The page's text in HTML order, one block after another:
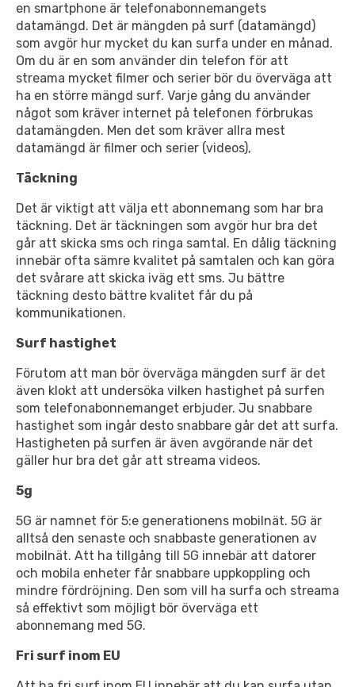
en smartphone är telefonabonnemangets
datamängd. Det är mängden på surf (datamängd)
som avgör hur mycket du kan surfa under en månad.
Om du är en som använder din telefon för att
streama mycket filmer och serier bör du överväga att
ha en större mängd surf. Varje gång du använder
något som kräver internet på telefonen förbrukas
datamängden. Men det som kräver allra mest
datamängd är filmer och serier (videos),
Täckning
Det är viktigt att välja ett abonnemang som har bra
täckning. Det är täckningen som avgör hur bra det
går att skicka sms och ringa samtal. En dålig täckning
innebär ofta sämre kvalitet på samtalen och kan göra
det svårare att skicka iväg ett sms. Ju bättre
täckning desto bättre kvalitet får du på
kommunikationen.
Surf hastighet
Förutom att man bör överväga mängden surf är det
även klokt att undersöka vilken hastighet på surfen
som telefonabonnemanget erbjuder. Ju snabbare
hastighet som ingår desto snabbare går det att surfa.
Hastigheten på surfen är även avgörande när det
gäller hur bra det går att streama videos.
5g
5G är namnet för 5:e generationens mobilnät. 5G är
alltså den senaste och snabbaste generationen av
mobilnät. Att ha tillgång till 5G innebär att datorer
och mobila enheter får snabbare uppkoppling och
mindre fördröjning. Den som vill ha surfa och streama
så effektivt som möjligt bör överväga ett
abonnemang med 5G.
Fri surf inom EU